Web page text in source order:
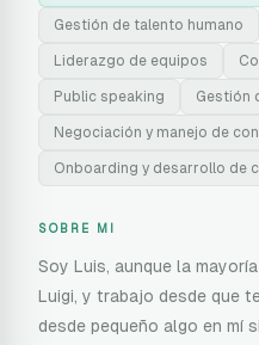
Gestión de talento humano
Liderazgo de equipos
Public speaking Gestión
Negociación y manejo de
Onboarding y desarrollo de
SOBRE MI
Soy Luis, aunque la
Luigi, y trabajo desde que
desde pequeño algo en mí